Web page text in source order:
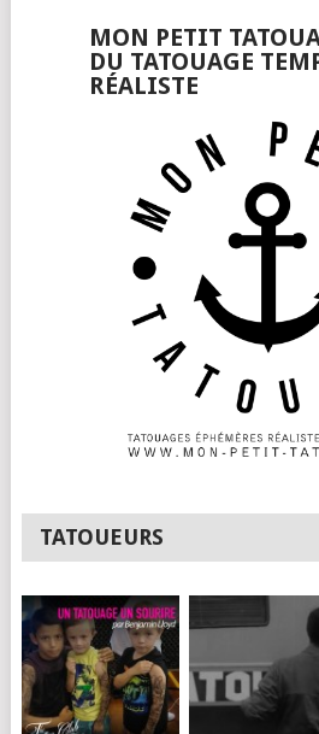
MON PETIT
DU TATOUAGE
RÉALISTE
TATOUEURS